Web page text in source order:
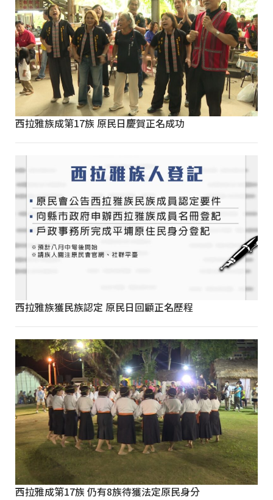
西拉雅族成第17族 原民日慶賀正名成功
西拉雅族獲民族認定 原民日回顧正名歷程
西拉雅成第17族 仍有8族待獲法定原民身分